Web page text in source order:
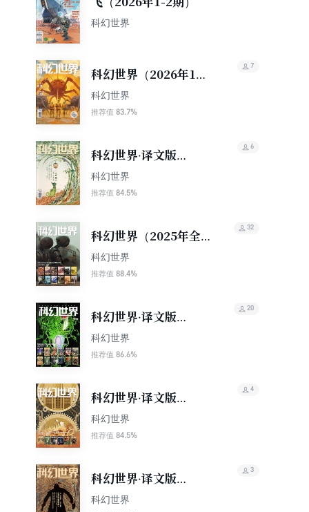
科幻世界
科幻世界（2026年1
期）
科幻世界
推荐值 83.7%
7
科幻世界·译文版
（2026年1期）
科幻世界
推荐值 84.5%
6
科幻世界（2025年全
年合集）（套装共12
册）
科幻世界
推荐值 88.4%
32
科幻世界·译文版
（2025年全年合集）
（套装共12册）
科幻世界
推荐值 86.6%
20
科幻世界·译文版
（2025年下半年合集）
（套装共6册）
科幻世界
推荐值 84.5%
4
科幻世界·译文版
（2025年12期）
科幻世界
3